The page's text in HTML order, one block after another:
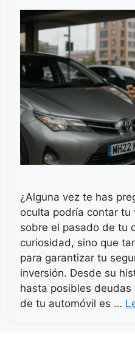
¿Alguna vez te has
oculta podría contar tu
sobre el pasado de tu
curiosidad, sino que
para garantizar tu
inversión. Desde su
hasta posibles
de tu automóvil es …